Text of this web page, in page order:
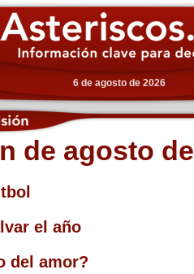
6 de agosto de 2026
de agosto de
el año
del amor?